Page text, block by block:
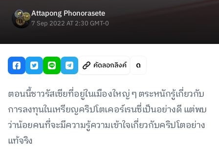
Attapong Phonorasete
7 Sep 2022 AT 2:30 GMT-0
คัดลอกลิงค์
ตอนนี้ชาวรัสเซียที่อยู่ในเมืองใหญ่ ๆ ตระหนักรู้เกี่ยวกับ
การลงทุนในเหรียญคริปโตเคอร์เรนซี่เป็นอย่างดี แต่พบ
ว่าน้อยคนที่จะมีความรู้ความเข้าใจเกี่ยวกับคริปโตอย่าง
แท้จริง